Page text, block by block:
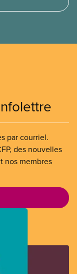
par courriel.
des nouvelles
nos membres